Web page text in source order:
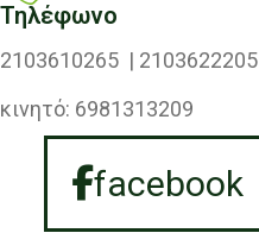
Τηλέφωνο
2103610265 | 2103622205
κινητό: 6981313209
facebook